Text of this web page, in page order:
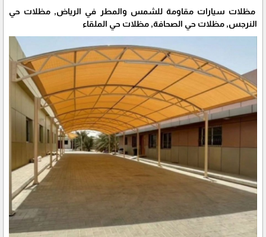
مظلات سيارات مقاومة للشمس والمطر في الرياض, مظلات حي
النرجس, مظلات حي الصحافة, مظلات حي الملقاء